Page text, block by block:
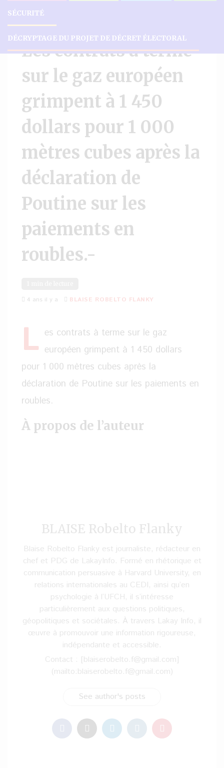
SÉCURITÉ
DÉCRYPTAGE DU PROJET DE DÉCRET ÉLECTORAL
ACTUALITÉS
Les contrats à terme
sur le gaz européen
grimpent à 1 450
dollars pour 1 000
mètres cubes après la
déclaration de
Poutine sur les
paiements en
roubles.-
4 ans il y a BLAISE ROBELTO FLANKY
L es contrats à terme sur le gaz
européen grimpent à 1 450 dollars
pour 1 000 mètres cubes après la
déclaration de Poutine sur les paiements en
roubles.
À propos de l’auteur
BLAISE Robelto Flanky
Blaise Robelto Flanky est journaliste, rédacteur en
chef et PDG de LakayInfo. Formé en rhétorique et
communication persuasive à Harvard University, en
relations internationales au CEDI, ainsi qu’en
psychologie à l’UFCH, il s’intéresse
particulièrement aux questions politiques,
géopolitiques et sociétales. À travers Lakay Info, il
œuvre à promouvoir une information rigoureuse,
indépendante et accessible.
Contact : [blaiserobelto.f@gmail.com]
(mailto:blaiserobelto.f@gmail.com)
See author's posts